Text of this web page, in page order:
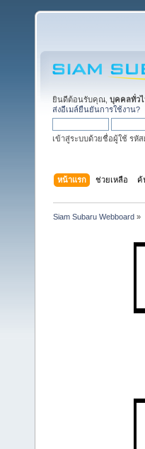
ยินดีต้อนรับคุณ, บุคคลทั่วไ
ส่งอีเมล์ยืนยันการใช้งาน?
เข้าสู่ระบบด้วยชื่อผู้ใช้ รหั
หน้าแรก ช่วยเหลือ ค้
Siam Subaru Webboard »